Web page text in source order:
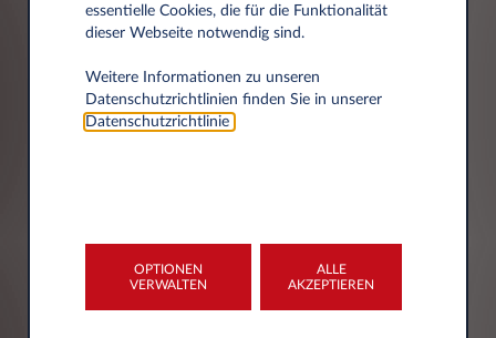
welche personenbezogenen Daten Leasys bei
der Nutzung der Leasys-Webseite über Sie
Personenbezogene Daten sind alle
Informationen über persönliche und sachliche
Verhältnisse einer bestimmten oder
aufweisen kann. Ein lückenloser Schutz der
Daten vor dem Zugriff durch Dritte ist nicht
möglich.
Ihre personenbezogenen Daten werden von
Leasys Austria GmbH, Grünbergstraße 15/3/6,
essentielle Cookies, die für die Funktionalität
dieser Webseite notwendig sind.
Weitere Informationen zu unseren
Datenschutzrichtlinien finden Sie in unserer
Datenschutzrichtlinie
OPTIONEN
VERWALTEN
ALLE
AKZEPTIEREN